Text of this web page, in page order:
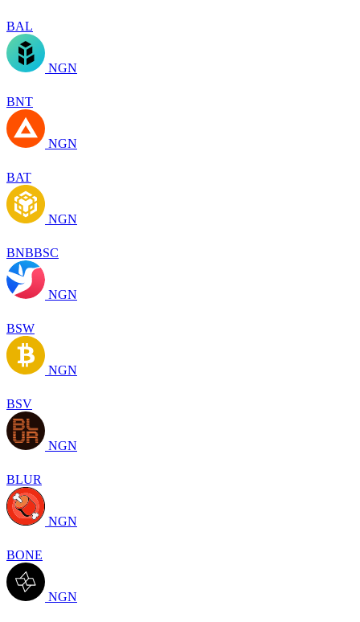
BAL
NGN
BNT
NGN
BAT
NGN
BNBBSC
NGN
BSW
NGN
BSV
NGN
BLUR
NGN
BONE
NGN